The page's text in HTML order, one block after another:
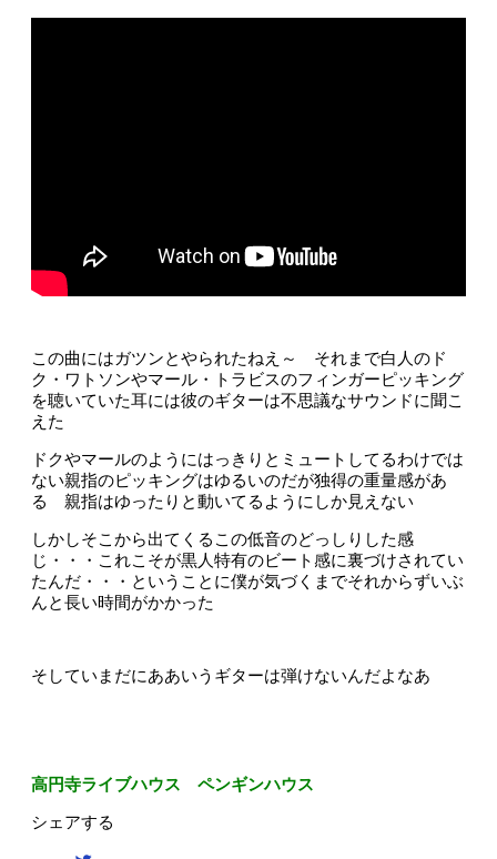
この曲にはガツンとやられたねえ～ それまで白人のド
ク・ワトソンやマール・トラビスのフィンガーピッキング
を聴いていた耳には彼のギターは不思議なサウンドに聞こ
えた
ドクやマールのようにはっきりとミュートしてるわけでは
ない親指のピッキングはゆるいのだが独得の重量感があ
る 親指はゆったりと動いてるようにしか見えない
しかしそこから出てくるこの低音のどっしりした感
じ・・・これこそが黒人特有のビート感に裏づけされてい
たんだ・・・ということに僕が気づくまでそれからずいぶ
んと長い時間がかかった
そしていまだにああいうギターは弾けないんだよなあ
高円寺ライブハウス ペンギンハウス
シェアする